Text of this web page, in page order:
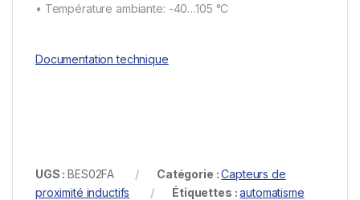
• Température ambiante: -40…105 °C
Documentation technique
UGS :BES02FA Catégorie :Capteurs de
proximité inductifs
Étiquettes :automatisme